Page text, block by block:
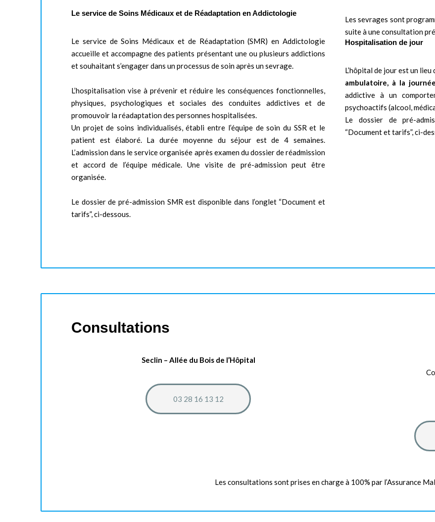
Le service de Soins Médicaux et de Réadaptation en Addictologie
Le service de Soins Médicaux et de Réadaptation (SMR) en Addictologie
accueille et accompagne des patients présentant une ou plusieurs addictions
et souhaitant s’engager dans un processus de soin après un sevrage.
L’hospitalisation vise à prévenir et réduire les conséquences fonctionnelles,
physiques, psychologiques et sociales des conduites addictives et de
promouvoir la réadaptation des personnes hospitalisées.
Un projet de soins individualisés, établi entre l’équipe de soin du SSR et le
patient est élaboré. La durée moyenne du séjour est de 4 semaines.
L’admission dans le service organisée après examen du dossier de réadmission
et accord de l’équipe médicale. Une visite de pré-admission peut être
organisée.
Le dossier de pré-admission SMR est disponible dans l’onglet “Document et
tarifs”, ci-dessous.
Les sevrages sont
suite à une consultation
Hospitalisation de jour
L’hôpital de jour est un
ambulatoire, à la journée
addictive à un
psychoactifs (alcool,
Le dossier de pré-
“Document et tarifs”, ci-
Consultations
Seclin – Allée du Bois de l’Hôpital
03 28 16 13 12
Les consultations sont prises en charge à 100% par l’Assurance